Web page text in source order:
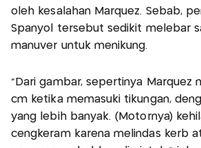
oleh kesalahan Marquez. Sebab,
Spanyol tersebut sedikit melebar
manuver untuk menikung.
“Dari gambar, sepertinya Marquez
cm ketika memasuki tikungan,
yang lebih banyak. (Motornya)
cengkeram karena melindas kerb